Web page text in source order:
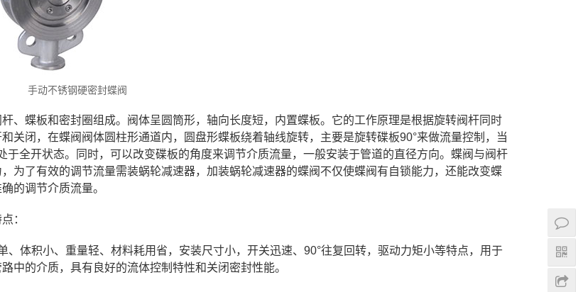
手动不锈钢硬密封蝶阀
、蝶板和密封圈组成。阀体呈圆筒形，轴向长度短，内置蝶板。它的工作原理是根据旋转阀杆同时
关闭，在蝶阀阀体圆柱形通道内，圆盘形蝶板绕着轴线旋转，主要是旋转碟板90°来做流量控制，当
于全开状态。同时，可以改变碟板的角度来调节介质流量，一般安装于管道的直径方向。蝶阀与阀杆
为了有效的调节流量需装蜗轮减速器，加装蜗轮减速器的蝶阀不仅使蝶阀有自锁能力，还能改变蝶
的调节介质流量。
：
、体积小、重量轻、材料耗用省，安装尺寸小，开关迅速、90°往复回转，驱动力矩小等特点，用于
中的介质，具有良好的流体控制特性和关闭密封性能。